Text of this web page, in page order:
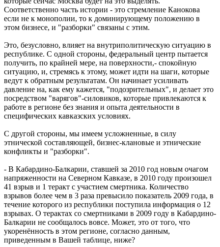
Соответственно часть истории - это стремление Канокова
если не к монополии, то к доминирующему положению в
этом бизнесе, и "разборки" связаны с этим.
Это, безусловно, влияет на внутриполитическую ситуацию в
республике. С одной стороны, федеральный центр пытается
получить, по крайней мере, на поверхности,- спокойную
ситуацию, и, стремясь к этому, может идти на шаги, которые
ведут к обратным результатам. Он начинает усиливать
давление на, как ему кажется, "подозрительных", и делает это
посредством "варягов"-силовиков, которые привлекаются к
работе в регионе без знания и опыта деятельности в
специфических кавказских условиях.
С другой стороны, мы имеем усложненные, в силу
этнической составляющей, бизнес-клановые и этнические
конфликты и "разборки".
- В Кабардино-Балкарии, ставшей за 2010 год новым очагом
напряженности на Северном Кавказе, в 2010 году произошел
41 взрыв и 1 теракт с участием смертника. Количество
взрывов более чем в 3 раза превысило показатель 2009 года, в
течение которого из республики поступила информация о 12
взрывах. О терактах со смертниками в 2009 году в Кабардино-
Балкарии не сообщалось вовсе. Может, это от того, что
укоренённость в этом регионе, согласно данным,
приведенным в Вашей таблице, ниже?